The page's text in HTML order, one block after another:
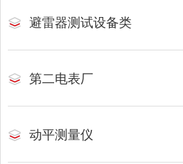
避雷器测试设备类
第二电表厂
动平测量仪